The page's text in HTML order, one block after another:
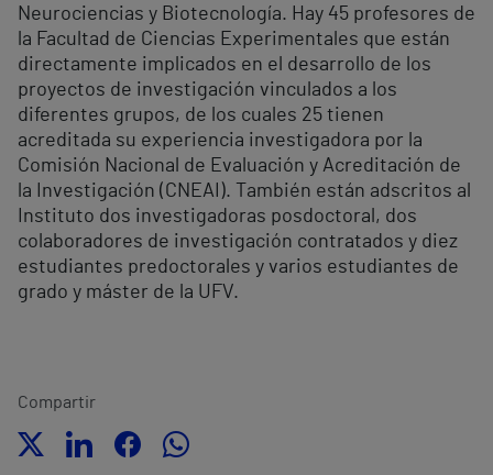
Neurociencias y Biotecnología. Hay 45 profesores de
la Facultad de Ciencias Experimentales que están
directamente implicados en el desarrollo de los
proyectos de investigación vinculados a los
diferentes grupos, de los cuales 25 tienen
acreditada su experiencia investigadora por la
Comisión Nacional de Evaluación y Acreditación de
la Investigación (CNEAI). También están adscritos al
Instituto dos investigadoras posdoctoral, dos
colaboradores de investigación contratados y diez
estudiantes predoctorales y varios estudiantes de
grado y máster de la UFV.
Compartir